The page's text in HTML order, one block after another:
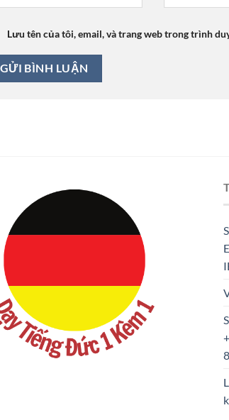
Lưu tên của tôi, email, và trang web trong trình